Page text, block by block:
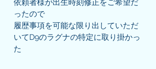
依頼者様が出生時刻修正をご希望だ
ったので
履歴事項を可能な限り出していただ
いてD9のラグナの特定に取り掛かっ
た